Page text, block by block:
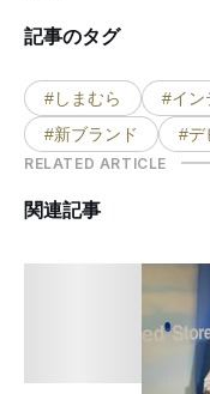
記事のタグ
#しまむら #イン
#新ブランド
#デ
RELATED ARTICLE
関連記事